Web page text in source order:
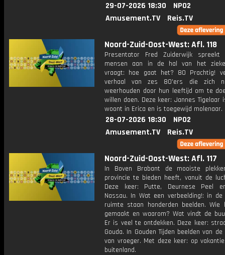
29-07-2026 18:30
NPO2
Amusement.TV
Reis.TV
Noord-Zuid-Oost-West: Afl. 118
Presentator Fred Zuiderwijk spreekt
mensen aan in de hal van het
vraagt: hoe gaat het? 80 Prachtig!
verhaal van zes 80'ers die zich
weerhouden door hun leeftijd om te
willen doen. Deze keer: Jannes Tigelaar
woont in Erica en is toegewijd molenaar.
28-07-2026 18:30
NPO2
Amusement.TV
Reis.TV
Noord-Zuid-Oost-West: Afl. 117
In Boven Brabant de mooiste
provincie te bieden heeft, vanuit de
Deze keer: Putte, Deurnese Peel
Nassau. In Wat een verbeelding!: in de
ruimte staan honderden beelden.
gemaakt en waarom? Wat vindt de
Er is veel te ontdekken. Deze keer:
Gouda. In Gouden Tijden beelden van
van vroeger. Met deze keer: op
buitenland.